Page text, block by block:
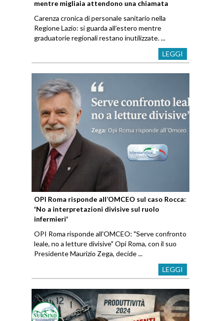
mentre migliaia attendono una chiamata
Carenza cronica di personale sanitario nella
Regione Lazio: si guarda all’estero mentre
graduatorie regionali restano inutilizzate. ...
LEGGI
OPI Roma risponde all’OMCEO sul caso Rocca:
'No a interpretazioni divisive sul ruolo
infermieri'
OPI Roma risponde all'OMCEO: "Serve confronto
leale, no a letture divisive" Opi Roma, con il suo
Presidente Maurizio Zega, decide ...
LEGGI